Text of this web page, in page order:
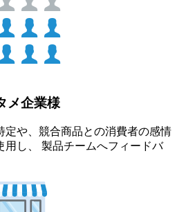
メ企業様
定や、競合商品との消費者の感情
用し、 製品チームへフィードバ